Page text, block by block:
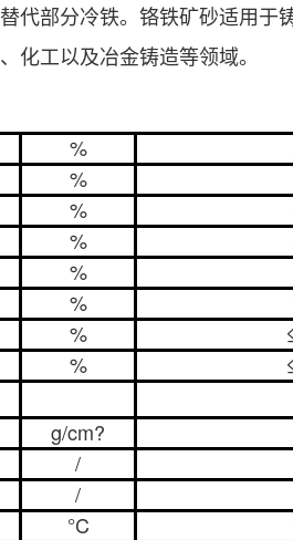
代部分冷铁。铬铁矿砂适用于
化工以及冶金铸造等领域。
%
%
%
%
%
%
%
%
g/cm?
/
/
°C